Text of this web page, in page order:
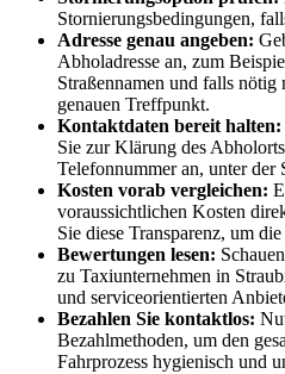
Stornierungsbedingungen,
Adresse genau angeben:
Abholadresse an, zum
Straßennamen und falls
genauen Treffpunkt.
Kontaktdaten bereit halten:
Sie zur Klärung des
Telefonnummer an, unter der
Kosten vorab vergleichen:
voraussichtlichen Kosten
Sie diese Transparenz, um
Bewertungen lesen:
zu Taxiunternehmen in
und serviceorientierten
Bezahlen Sie kontaktlos:
Bezahlmethoden, um den
Fahrprozess hygienisch und